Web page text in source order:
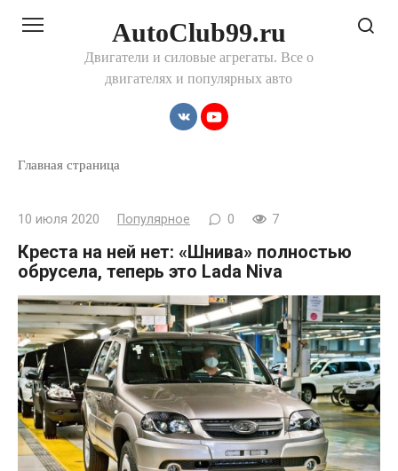
AutoClub99.ru
Двигатели и силовые агрегаты. Все о
двигателях и популярных авто
Главная страница
10 июля 2020 Популярное 0 7
Креста на ней нет: «Шнива» полностью
обрусела, теперь это Lada Niva